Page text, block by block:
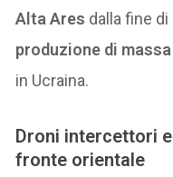
Alta Ares dalla fine
produzione di
in Ucraina.
Droni intercettori
fronte orientale